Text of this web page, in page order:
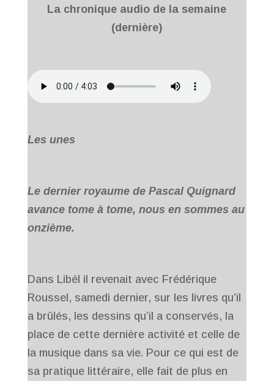
La chronique audio de la semaine
(dernière)
Les unes
Le dernier royaume de Pascal Quignard
avance tome à tome, nous en sommes au
onzième.
Dans Libél il revenait avec Frédérique
Roussel, samedi dernier, sur les livres qu’il
a brûlés, les dessins qu’il a conservés, la
place de cette dernière activité et celle de
la musique dans sa vie. Pour ce qui est de
sa pratique littéraire, elle fait de plus en